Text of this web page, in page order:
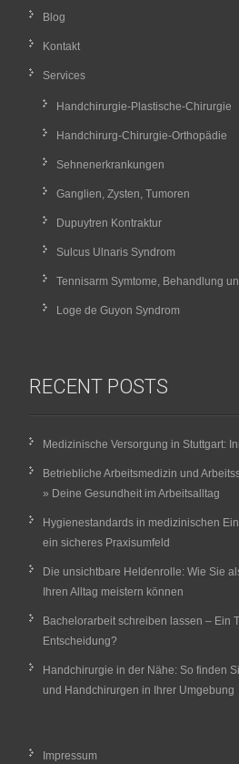
Blog
Kontakt
Services
Handchirurgie-Plastische-Chirurgie
Handchirurg-Chirurgie-Orthopädie
Sehnenerkrankungen
Ganglien, Zysten, Tumoren
Dupuytren Kontraktur
Sulcus Ulnaris Syndrom
Tennisarm Symtome, Behandlung
Loge de Guyon Syndrom
RECENT POSTS
Medizinische Versorgung in Stuttgart:
Betriebliche Arbeitsmedizin und
» Deine Gesundheit im Arbeitsalltag
Hygienestandards in medizinischen
ein sicheres Praxisumfeld
Die unsichtbare Heldenrolle: Wie Sie
Ihren Alltag meistern können
Bachelorarbeit schreiben lassen – Ein
Entscheidung?
Handchirurgie in der Nähe: So finden
und Handchirurgen in Ihrer Umgebung
Impressum